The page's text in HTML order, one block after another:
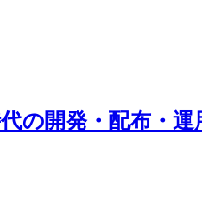
の開発・配布・